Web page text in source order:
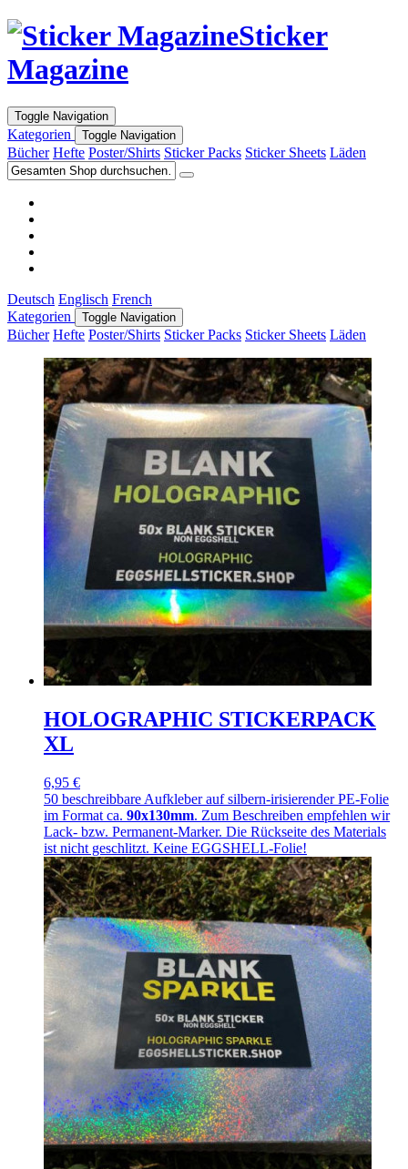
Sticker
Magazine
Toggle Navigation
Kategorien Toggle Navigation
Bücher Hefte Poster/Shirts Sticker Packs Sticker Sheets Läden
Deutsch Englisch French
Kategorien
Toggle Navigation
Bücher Hefte Poster/Shirts Sticker Packs Sticker Sheets Läden
HOLOGRAPHIC STICKERPACK
XL
6,95 €
50 beschreibbare Aufkleber auf silbern-irisierender PE-Folie
im Format ca. 90x130mm. Zum Beschreiben empfehlen wir
Lack- bzw. Permanent-Marker. Die Rückseite des Materials
ist nicht geschlitzt. Keine EGGSHELL-Folie!